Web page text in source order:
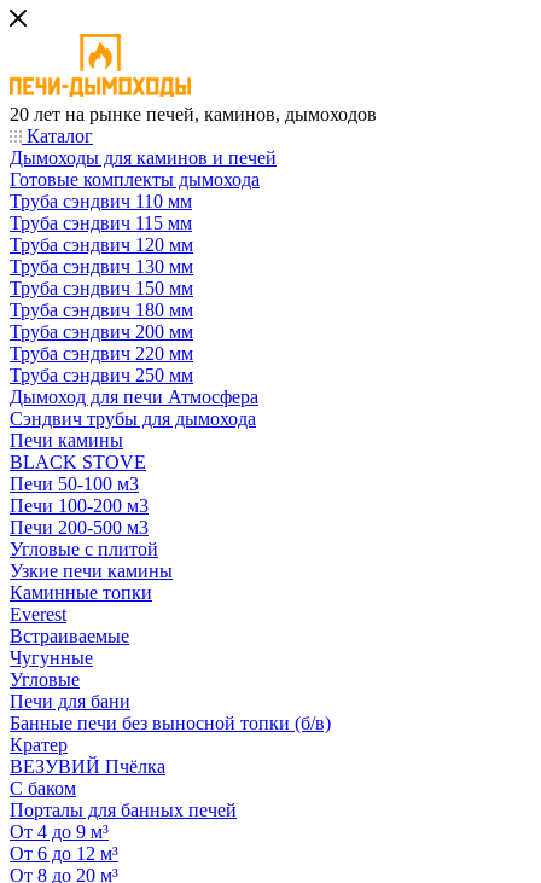
20 лет на рынке печей, каминов, дымоходов
Каталог
Дымоходы для каминов и печей
Готовые комплекты дымохода
Труба сэндвич 110 мм
Труба сэндвич 115 мм
Труба сэндвич 120 мм
Труба сэндвич 130 мм
Труба сэндвич 150 мм
Труба сэндвич 180 мм
Труба сэндвич 200 мм
Труба сэндвич 220 мм
Труба сэндвич 250 мм
Дымоход для печи Атмосфера
Сэндвич трубы для дымохода
Печи камины
BLACK STOVE
Печи 50-100 м3
Печи 100-200 м3
Печи 200-500 м3
Угловые с плитой
Узкие печи камины
Каминные топки
Everest
Встраиваемые
Чугунные
Угловые
Печи для бани
Банные печи без выносной топки (б/в)
Кратер
ВЕЗУВИЙ Пчёлка
С баком
Порталы для банных печей
От 4 до 9 м³
От 6 до 12 м³
От 8 до 20 м³